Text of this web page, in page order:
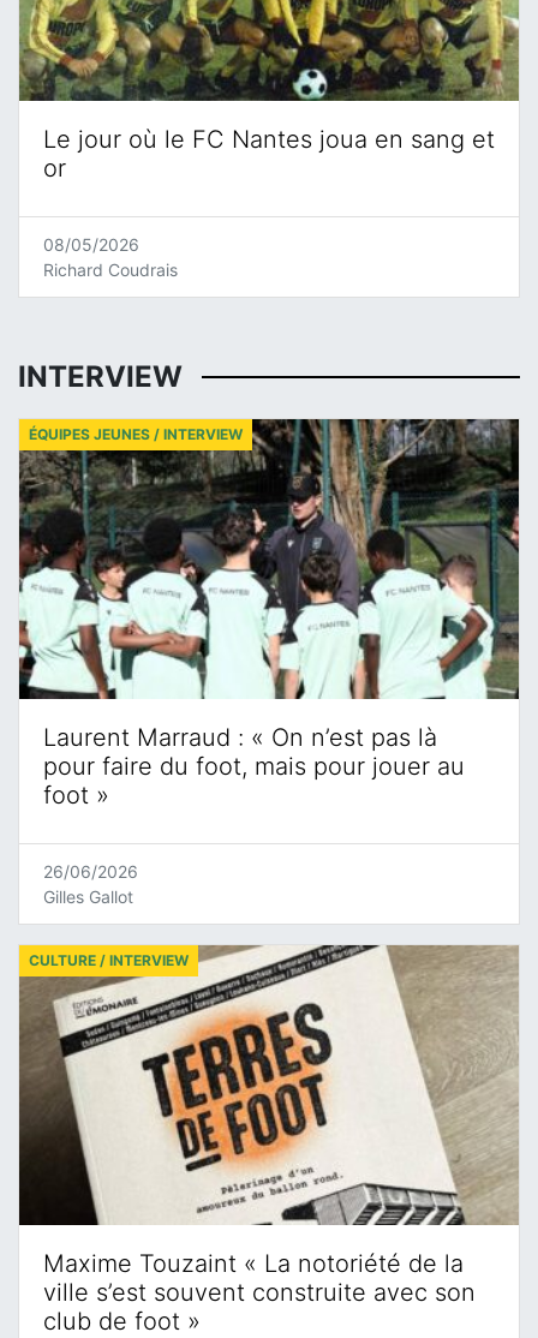
Le jour où le FC Nantes joua en sang et
or
08/05/2026
Richard Coudrais
INTERVIEW
Laurent Marraud : « On n’est pas là
pour faire du foot, mais pour jouer au
foot »
ÉQUIPES JEUNES / INTERVIEW
26/06/2026
Gilles Gallot
Maxime Touzaint « La notoriété de la
ville s’est souvent construite avec son
club de foot »
CULTURE / INTERVIEW